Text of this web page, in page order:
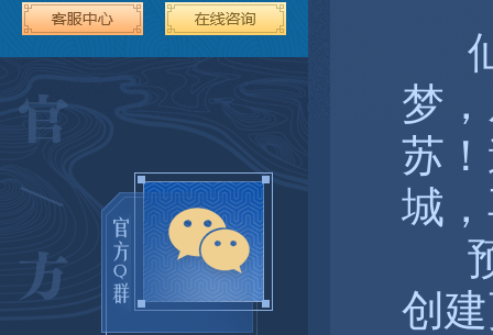
仙
梦
苏
城
预
创